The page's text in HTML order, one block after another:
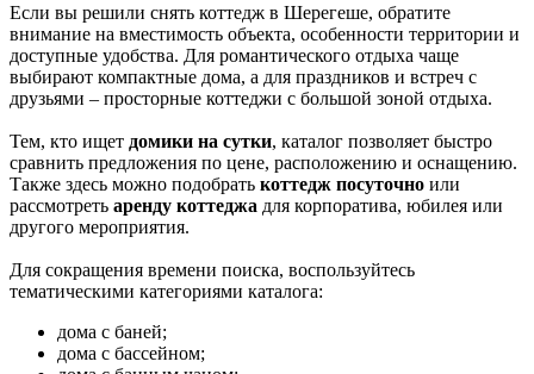
Если вы решили снять коттедж в Шерегеше, обратите
внимание на вместимость объекта, особенности территории и
доступные удобства. Для романтического отдыха чаще
выбирают компактные дома, а для праздников и встреч с
друзьями – просторные коттеджи с большой зоной отдыха.
Тем, кто ищет домики на сутки, каталог позволяет быстро
сравнить предложения по цене, расположению и оснащению.
Также здесь можно подобрать коттедж посуточно или
рассмотреть аренду коттеджа для корпоратива, юбилея или
другого мероприятия.
Для сокращения времени поиска, воспользуйтесь
тематическими категориями каталога:
дома с баней;
дома с бассейном;